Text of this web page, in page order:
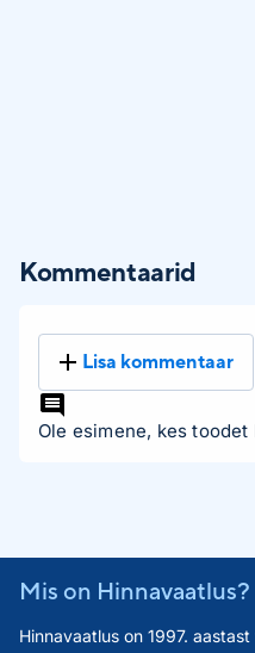
Kommentaarid
Lisa kommentaar
Ole esimene, kes
Mis on Hinnavaatlus?
Hinnavaatlus on 1997.